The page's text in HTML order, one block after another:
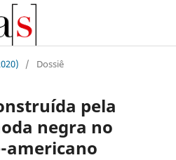
/ Dossiê
pela
negra no